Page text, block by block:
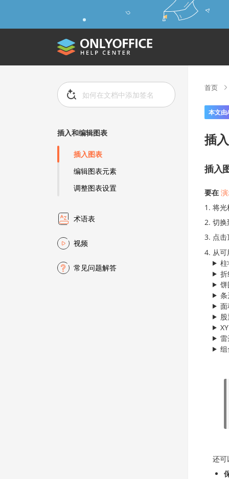
插入和编辑图表
插入图表
编辑图表元素
调整图表设置
术语表
视频
常见问题解答
首页
本文由
插
插入
要在
将光
切换
点
从
还可